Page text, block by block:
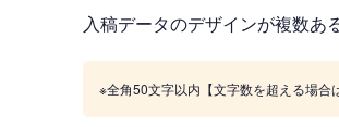
入稿データのデザインが複数あ
※全角50文字以内【文字数を超える場合